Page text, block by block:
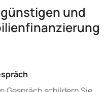
und